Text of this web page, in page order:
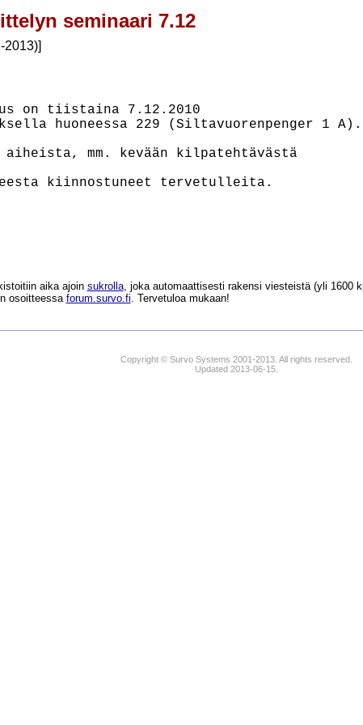
seminaari 7.12
2013)]
on tiistaina 7.12.2010
huoneessa 229 (Siltavuorenpenger 1 A).
mm. kevään kilpatehtävästä
kiinnostuneet tervetulleita.
aika ajoin sukrolla, joka automaattisesti rakensi viesteistä (yli 1600
osoitteessa forum.survo.fi. Tervetuloa mukaan!
Copyright © Survo Systems 2001-2013. All rights reserved.
Updated 2013-06-15.